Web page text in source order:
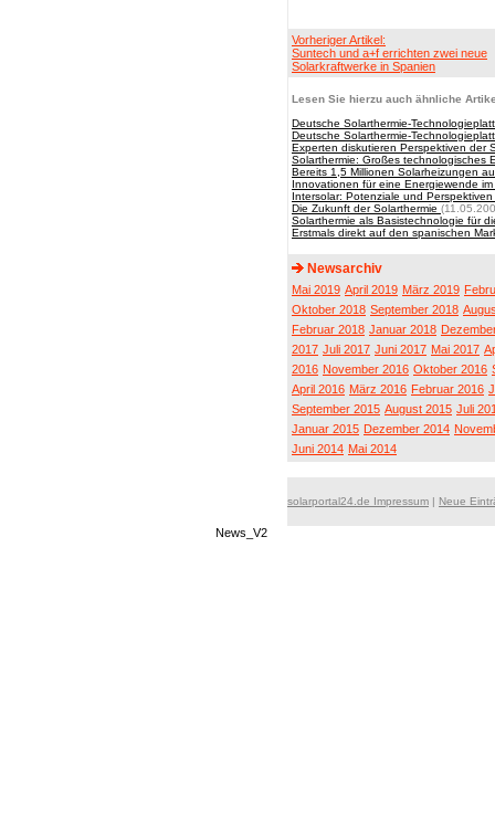
Vorheriger Artikel:
Suntech und a+f errichten zwei neue
Solarkraftwerke in Spanien
Lesen Sie hierzu auch ähnliche
Deutsche Solarthermie-
Deutsche Solarthermie-
Experten diskutieren Perspektiven der
Solarthermie: Großes technologisches
Bereits 1,5 Millionen Solarheizungen
Innovationen für eine Energiewende
Intersolar: Potenziale und
Die Zukunft der Solarthermie
Solarthermie als Basistechnologie für
Erstmals direkt auf den spanischen
Newsarchiv
Mai 2019 April 2019 März 2019
Oktober 2018 September 2018
Februar 2018 Januar 2018
2017 Juli 2017 Juni 2017 Mai 2017
2016 November 2016 Oktober 2016
April 2016 März 2016 Februar 2016
September 2015 August 2015 Juli
Januar 2015 Dezember 2014
Juni 2014 Mai 2014
solarportal24.de Impressum | Neue
News_V2